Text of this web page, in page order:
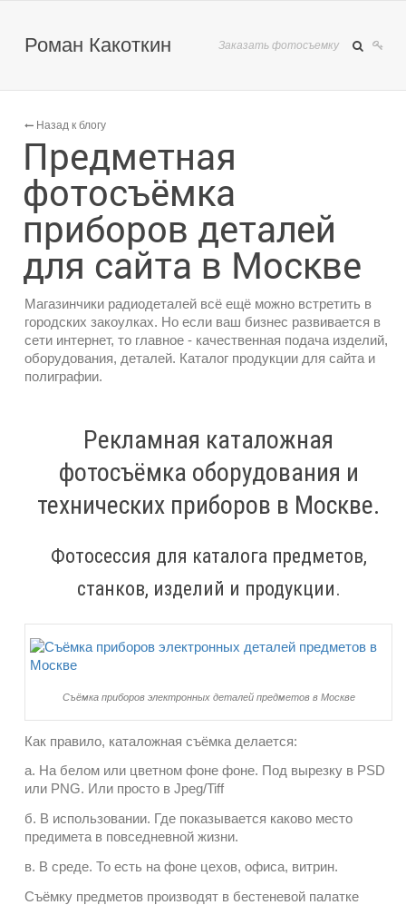
Роман Какоткин Заказать фотосъемку
Назад к блогу
Предметная
фотосъёмка
приборов деталей
для сайта в Москве
Магазинчики радиодеталей всё ещё можно встретить в
городских закоулках. Но если ваш бизнес развивается в
сети интернет, то главное - качественная подача изделий,
оборудования, деталей. Каталог продукции для сайта и
полиграфии.
Рекламная каталожная
фотосъёмка оборудования и
технических приборов в Москве.
Фотосессия для каталога предметов,
станков, изделий и продукции.
Съёмка приборов электронных деталей предметов в Москве
Как правило, каталожная съёмка делается:
а. На белом или цветном фоне фоне. Под вырезку в PSD
или PNG. Или просто в Jpeg/Tiff
б. В использовании. Где показывается каково место
предимета в повседневной жизни.
в. В среде. То есть на фоне цехов, офиса, витрин.
Съёмку предметов производят в бестеневой палатке